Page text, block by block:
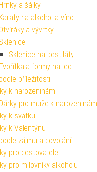
Hrnky a šálky
Karafy na alkohol a víno
Otvíráky a vývrtky
Sklenice
Sklenice na destiláty
a formy na led
příležitosti
k narozeninám
Dárky pro muže k narozeninám
k svátku
k Valentýnu
zájmu a povolání
pro cestovatele
pro milovníky alkoholu